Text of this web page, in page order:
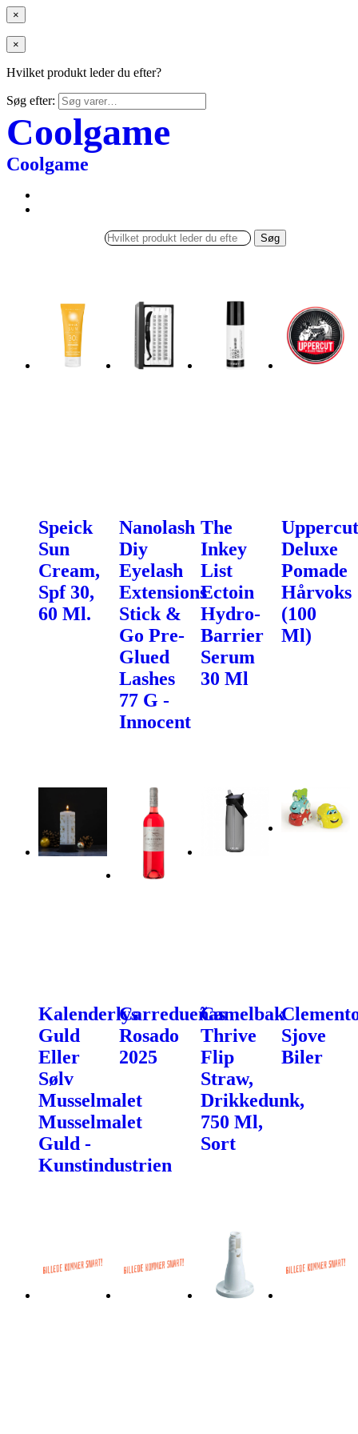
×
×
Hvilket produkt leder du efter?
Søg efter:
Coolgame
Coolgame
Søg
Speick
Sun
Cream,
Spf 30,
60 Ml.
Nanolash
Diy
Eyelash
Extensions
Stick &
Go Pre-
Glued
Lashes
77 G -
Innocent
The
Inkey
List
Ectoin
Hydro-
Barrier
Serum
30 Ml
Uppercut
Deluxe
Pomade
Hårvoks
(100
Ml)
Kalenderlys
Guld
Eller
Sølv
Musselmalet
Musselmalet
Guld -
Kunstindustrien
Carredueñas
Rosado
2025
Camelbak
Thrive
Flip
Straw,
Drikkedunk,
750 Ml,
Sort
Sjove
Biler